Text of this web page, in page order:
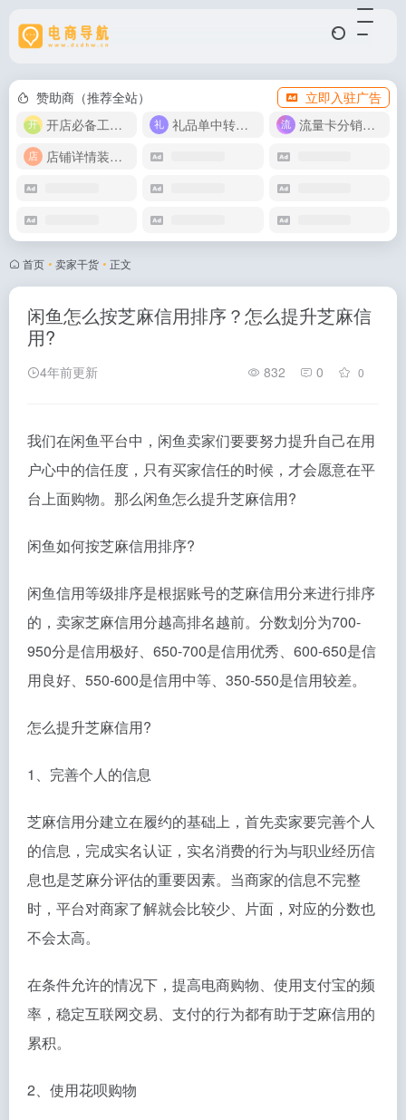
赞助商（推荐全站）
立即入驻广告
开店必备工具箱
礼品单中转同步单
流量卡分销代理
店铺详情装修模版
首页 • 卖家干货 • 正文
闲鱼怎么按芝麻信用排序？怎么提升芝麻信
用?
4年前更新 832 0 0
我们在闲鱼平台中，闲鱼卖家们要要努力提升自己在用
户心中的信任度，只有买家信任的时候，才会愿意在平
台上面购物。那么闲鱼怎么提升芝麻信用?
闲鱼如何按芝麻信用排序?
闲鱼信用等级排序是根据账号的芝麻信用分来进行排序
的，卖家芝麻信用分越高排名越前。分数划分为700-
950分是信用极好、650-700是信用优秀、600-650是信
用良好、550-600是信用中等、350-550是信用较差。
怎么提升芝麻信用?
1、完善个人的信息
芝麻信用分建立在履约的基础上，首先卖家要完善个人
的信息，完成实名认证，实名消费的行为与职业经历信
息也是芝麻分评估的重要因素。当商家的信息不完整
时，平台对商家了解就会比较少、片面，对应的分数也
不会太高。
在条件允许的情况下，提高电商购物、使用支付宝的频
率，稳定互联网交易、支付的行为都有助于芝麻信用的
累积。
2、使用花呗购物